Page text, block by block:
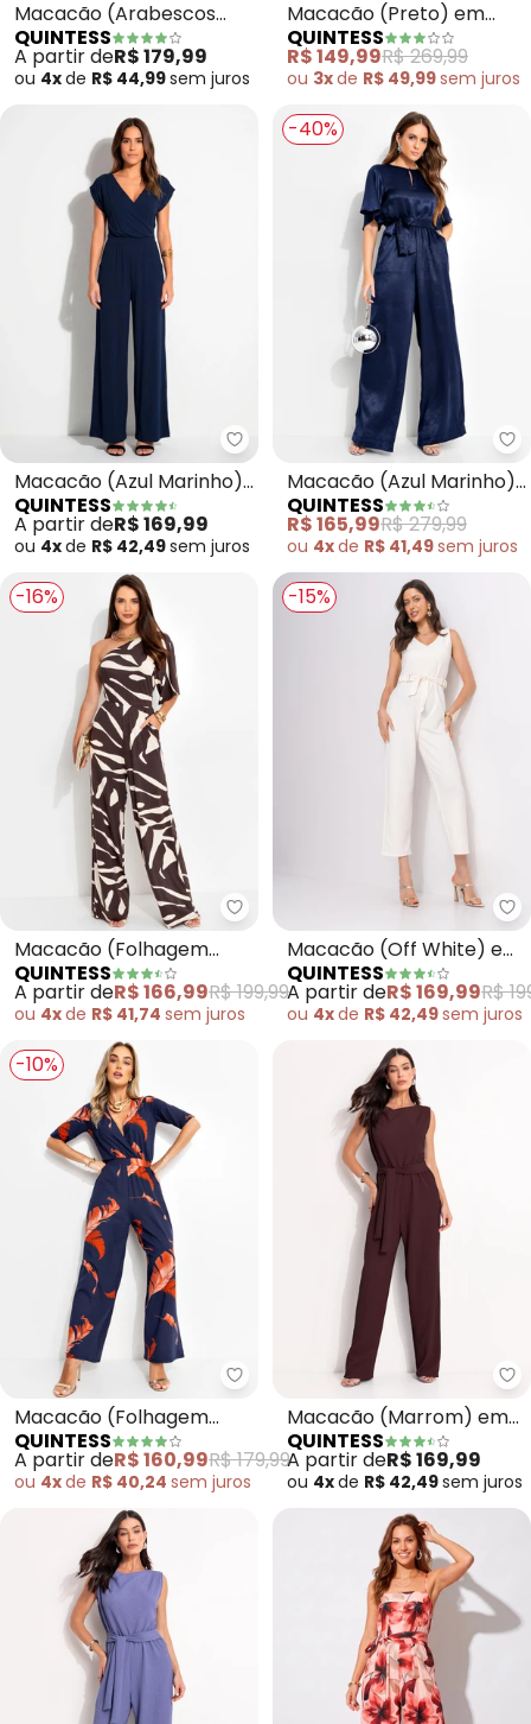
Macacão (Arabescos
Verde) em Malha Fria
QUINTESS
A partir deR$ 179,99
ou 4xde R$ 44,99sem juros
Macacão (Preto) em
Chiffon
QUINTESS
R$ 149,99R$ 269,99
ou 3xde R$ 49,99sem juros
Quintess - Macacão (Azul
Macacão (Azul Marinho)
em Malha de Viscose
QUINTESS
A partir deR$ 169,99
ou 4xde R$ 42,49sem juros
-40%
Macacão (Azul Marinho)
em Crepe Plano
Aveludado
QUINTESS
R$ 165,99R$ 279,99
ou 4xde R$ 41,49sem juros
-16%
Quintess - Macacão
Macacão (Folhagem
Orgânica) em Malha de
Viscose
QUINTESS
A partir deR$ 166,99R$ 199,99
ou 4xde R$ 41,74 sem juros
-15%
Macacão (Off White) em
Malha Estruturada
QUINTESS
A partir deR$ 169,99R$
ou 4xde R$ 42,49sem juros
-10%
Quintess - Macacão
Macacão (Folhagem
Marinho) em Malha de
Viscose
QUINTESS
A partir deR$ 160,99R$ 179,99
ou 4xde R$ 40,24 sem juros
Macacão (Marrom) em
Malha Texturizada
QUINTESS
A partir deR$ 169,99
ou 4xde R$ 42,49sem juros